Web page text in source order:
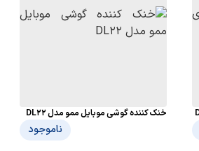
خنک کننده گوشی موبایل ممو مدل DL22
ناموجود